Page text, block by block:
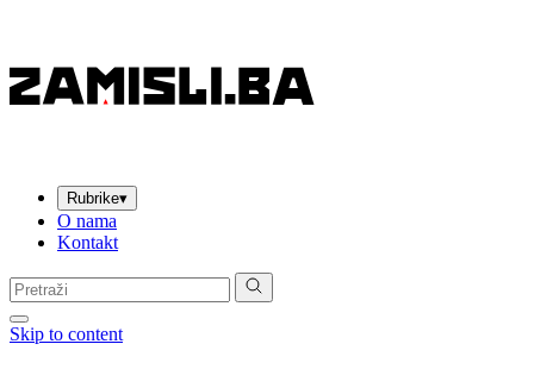
Rubrike▾
O nama
Kontakt
Pretraga:
Skip to content